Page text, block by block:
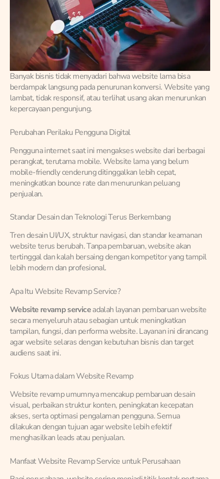
Banyak bisnis tidak menyadari bahwa website lama bisa
berdampak langsung pada penurunan konversi. Website yang
lambat, tidak responsif, atau terlihat usang akan menurunkan
kepercayaan pengunjung.
Perubahan Perilaku Pengguna Digital
Pengguna internet saat ini mengakses website dari berbagai
perangkat, terutama mobile. Website lama yang belum
mobile-friendly cenderung ditinggalkan lebih cepat,
meningkatkan bounce rate dan menurunkan peluang
penjualan.
Standar Desain dan Teknologi Terus Berkembang
Tren desain UI/UX, struktur navigasi, dan standar keamanan
website terus berubah. Tanpa pembaruan, website akan
tertinggal dan kalah bersaing dengan kompetitor yang tampil
lebih modern dan profesional.
Apa Itu Website Revamp Service?
Website revamp serviceadalah layanan pembaruan website
secara menyeluruh atau sebagian untuk meningkatkan
tampilan, fungsi, dan performa website. Layanan ini dirancang
agar website selaras dengan kebutuhan bisnis dan target
audiens saat ini.
Fokus Utama dalam Website Revamp
Website revamp umumnya mencakup pembaruan desain
visual, perbaikan struktur konten, peningkatan kecepatan
akses, serta optimasi pengalaman pengguna. Semua
dilakukan dengan tujuan agar website lebih efektif
menghasilkan leads atau penjualan.
Manfaat Website Revamp Service untuk Perusahaan